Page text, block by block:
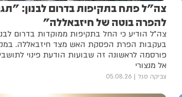
צה"ל פתח בתקיפות בדרום לבנון:
להפרה בוטה של חיזבאללה"
צה”ל הודיע כי החל בתקיפות ממוקדות בדרום
בעקבות הפרת הפסקת האש מצד חיזבאללה.
פורסמה לראשונה זה שבועות הודעת פינוי
אל מנצורי
צביקה סגל 05.08.26